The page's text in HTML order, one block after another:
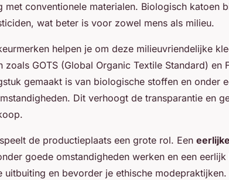
met conventionele materialen. Biologisch katoen
wat beter is voor zowel mens als milieu.
helpen je om deze milieuvriendelijke
zoals GOTS (Global Organic Textile Standard) en
gemaakt is van biologische stoffen en onder
Dit verhoogt de transparantie en
de productieplaats een grote rol. Een
goede omstandigheden werken en een
uitbuiting en bevorder je ethische